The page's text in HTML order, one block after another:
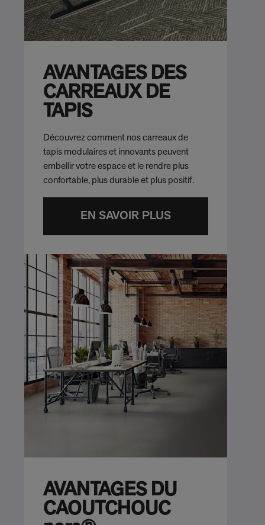
AVANTAGES DES
CARREAUX DE
TAPIS
Découvrez comment nos carreaux de
tapis modulaires et innovants peuvent
embellir votre espace et le rendre plus
confortable, plus durable et plus positif.
EN SAVOIR PLUS
AVANTAGES DU
CAOUTCHOUC